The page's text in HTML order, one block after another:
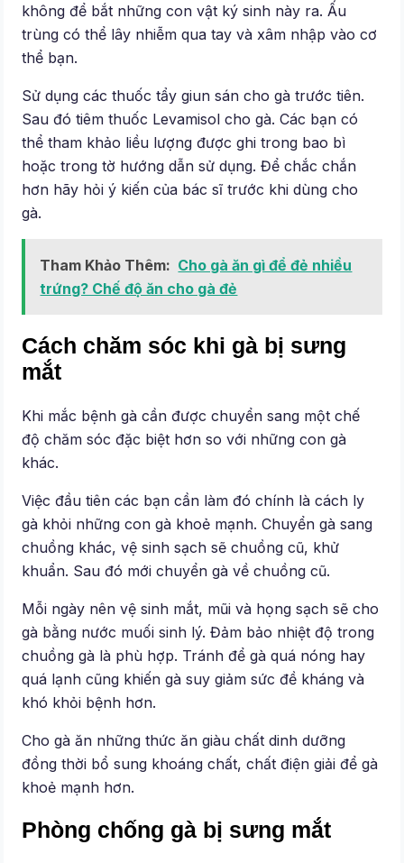
không để bắt những con vật ký sinh này ra. Ấu
trùng có thể lây nhiễm qua tay và xâm nhập vào cơ
thể bạn.
Sử dụng các thuốc tẩy giun sán cho gà trước tiên.
Sau đó tiêm thuốc Levamisol cho gà. Các bạn có
thể tham khảo liều lượng được ghi trong bao bì
hoặc trong tờ hướng dẫn sử dụng. Để chắc chắn
hơn hãy hỏi ý kiến của bác sĩ trước khi dùng cho
gà.
Tham Khảo Thêm: Cho gà ăn gì để đẻ nhiều
trứng? Chế độ ăn cho gà đẻ
Cách chăm sóc khi gà bị sưng
mắt
Khi mắc bệnh gà cần được chuyển sang một chế
độ chăm sóc đặc biệt hơn so với những con gà
khác.
Việc đầu tiên các bạn cần làm đó chính là cách ly
gà khỏi những con gà khoẻ mạnh. Chuyển gà sang
chuồng khác, vệ sinh sạch sẽ chuồng cũ, khử
khuẩn. Sau đó mới chuyển gà về chuồng cũ.
Mỗi ngày nên vệ sinh mắt, mũi và họng sạch sẽ cho
gà bằng nước muối sinh lý. Đảm bảo nhiệt độ trong
chuồng gà là phù hợp. Tránh để gà quá nóng hay
quá lạnh cũng khiến gà suy giảm sức đề kháng và
khó khỏi bệnh hơn.
Cho gà ăn những thức ăn giàu chất dinh dưỡng
đồng thời bổ sung khoáng chất, chất điện giải để gà
khoẻ mạnh hơn.
Phòng chống gà bị sưng mắt